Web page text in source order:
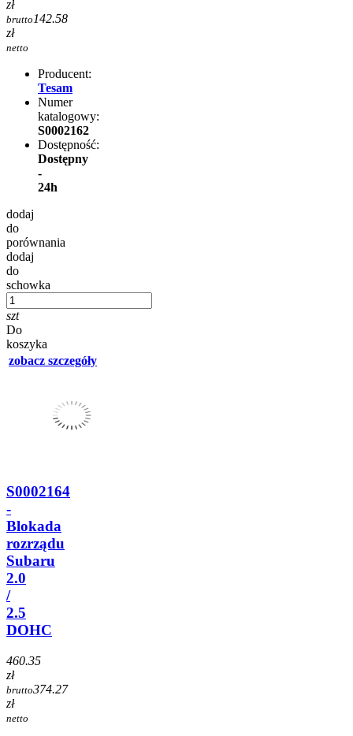
zł
brutto 142.58
zł
netto
Producent:
Tesam
Numer
katalogowy:
S0002162
Dostępność:
Dostępny
-
24h
dodaj
do
porównania
dodaj
do
schowka
szt
Do
koszyka
zobacz szczegóły
S0002164
-
Blokada
rozrządu
Subaru
2.0
/
2.5
DOHC
460.35
zł
brutto374.27
zł
netto